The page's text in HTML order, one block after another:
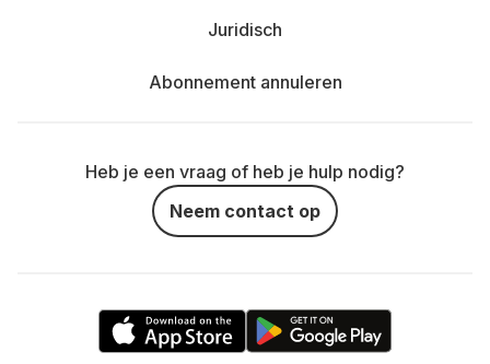
Juridisch
Abonnement annuleren
Heb je een vraag of heb je hulp nodig?
Neem contact op